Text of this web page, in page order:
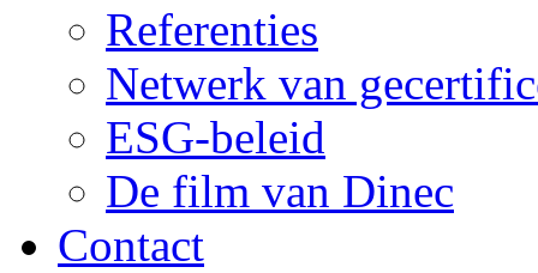
Referenties
Netwerk van
ESG-beleid
De film van Dinec
Contact